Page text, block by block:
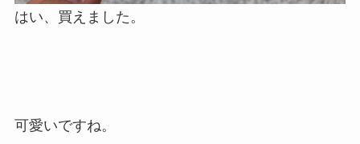
はい、買えました。
可愛いですね。